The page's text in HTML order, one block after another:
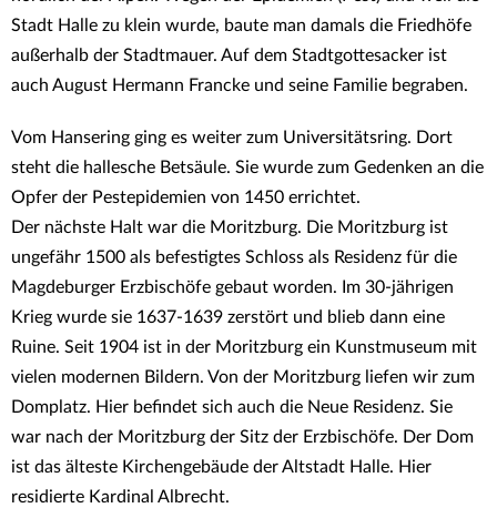
Stadt Halle zu klein wurde, baute man damals die Friedhöfe
außerhalb der Stadtmauer. Auf dem Stadtgottesacker ist
auch August Hermann Francke und seine Familie begraben.
Vom Hansering ging es weiter zum Universitätsring. Dort
steht die hallesche Betsäule. Sie wurde zum Gedenken an die
Opfer der Pestepidemien von 1450 errichtet.
Der nächste Halt war die Moritzburg. Die Moritzburg ist
ungefähr 1500 als befestigtes Schloss als Residenz für die
Magdeburger Erzbischöfe gebaut worden. Im 30-jährigen
Krieg wurde sie 1637-1639 zerstört und blieb dann eine
Ruine. Seit 1904 ist in der Moritzburg ein Kunstmuseum mit
vielen modernen Bildern. Von der Moritzburg liefen wir zum
Domplatz. Hier befindet sich auch die Neue Residenz. Sie
war nach der Moritzburg der Sitz der Erzbischöfe. Der Dom
ist das älteste Kirchengebäude der Altstadt Halle. Hier
residierte Kardinal Albrecht.